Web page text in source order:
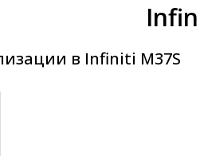
в Infiniti M37S